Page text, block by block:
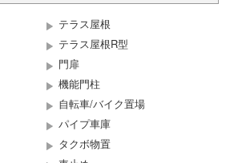
テラス屋根
テラス屋根R型
門扉
機能門柱
自転車/バイク置場
パイプ車庫
タクボ物置